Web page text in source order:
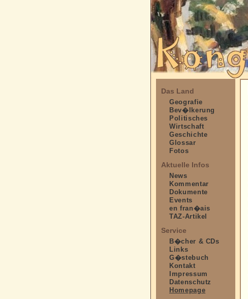
Das Land
Geografie
Bev�lkerung
Politisches
Wirtschaft
Geschichte
Glossar
Fotos
Aktuelle Infos
News
Kommentar
Dokumente
Events
en fran�ais
TAZ-Artikel
Service
B�cher & CDs
Links
G�stebuch
Kontakt
Impressum
Datenschutz
Homepage